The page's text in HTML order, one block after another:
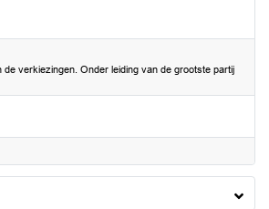
de verkiezingen. Onder leiding van de grootste partij